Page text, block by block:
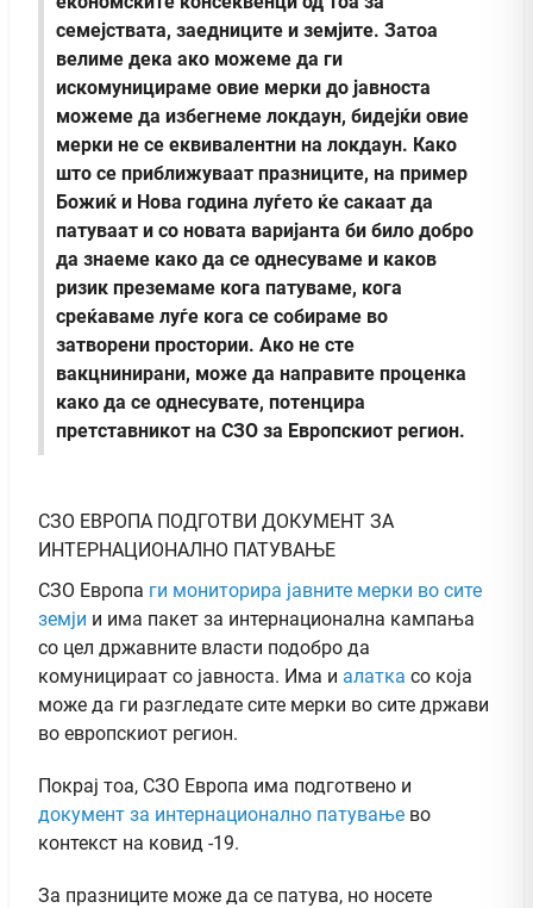
семејствата, заедниците и земјите. Затоа
велиме дека ако можеме да ги
искомуницираме овие мерки до јавноста
можеме да избегнеме локдаун, бидејќи овие
мерки не се еквивалентни на локдаун. Како
што се приближуваат празниците, на пример
Божиќ и Нова година луѓето ќе сакаат да
патуваат и со новата варијанта би било добро
да знаеме како да се однесуваме и каков
ризик преземаме кога патуваме, кога
среќаваме луѓе кога се собираме во
затворени простории. Ако не сте
вакцнинирани, може да направите проценка
како да се однесувате, потенцира
претставникот на СЗО за Европскиот регион.
СЗО ЕВРОПА ПОДГОТВИ ДОКУМЕНТ ЗА
ИНТЕРНАЦИОНАЛНО ПАТУВАЊЕ
СЗО Европа ги мониторира јавните мерки во сите
земји и има пакет за интернационална кампања
со цел државните власти подобро да
комуницираат со јавноста. Има и алатка со која
може да ги разгледате сите мерки во сите држави
во европскиот регион.
Покрај тоа, СЗО Европа има подготвено и
документ за интернационално патување во
контекст на ковид -19.
За празниците може да се патува, но носете